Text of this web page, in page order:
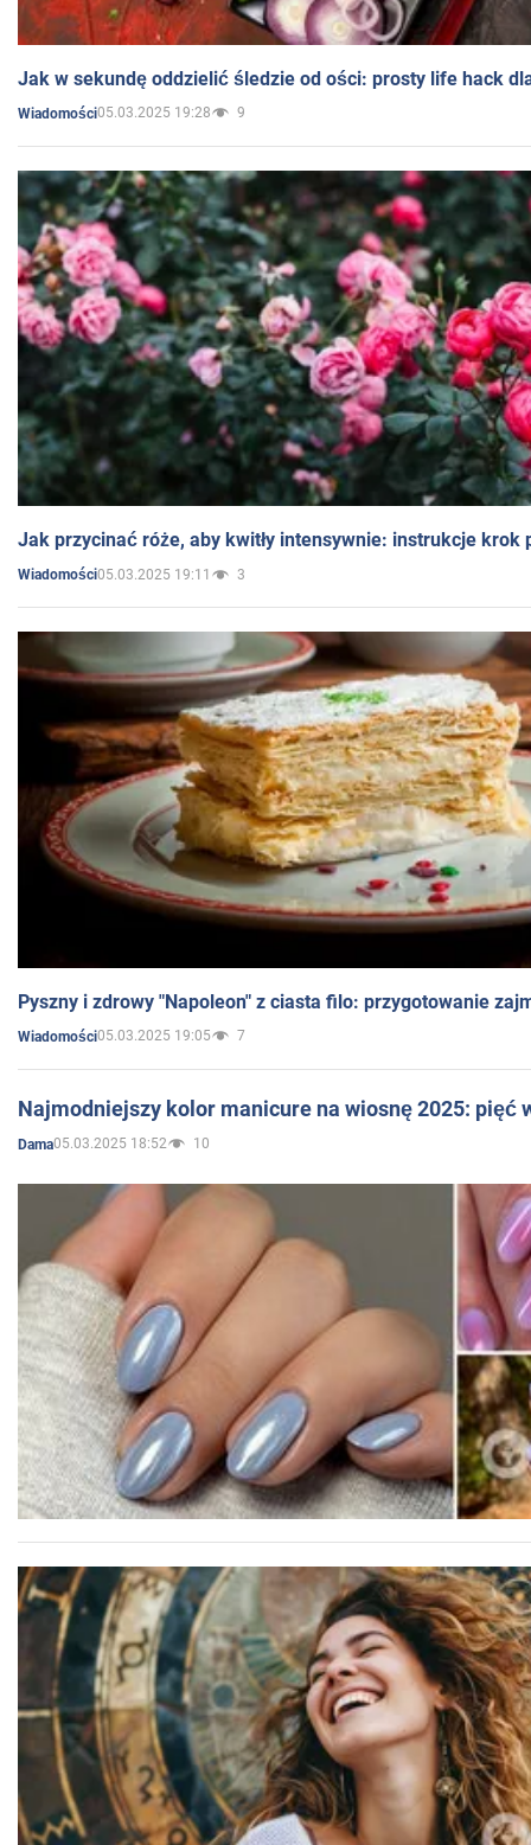
Jak w sekundę oddzielić śledzie od ości: prosty life hack
Wiadomości05.03.2025 19:28 9
Jak przycinać róże, aby kwitły intensywnie: instrukcje krok
Wiadomości05.03.2025 19:11 3
Pyszny i zdrowy "Napoleon" z ciasta filo: przygotowanie
Wiadomości05.03.2025 19:05 7
Najmodniejszy kolor manicure na wiosnę 2025: pięć
Dama05.03.2025 18:52 10